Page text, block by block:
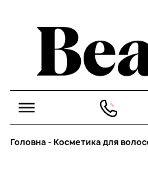
Головна-Косметика для